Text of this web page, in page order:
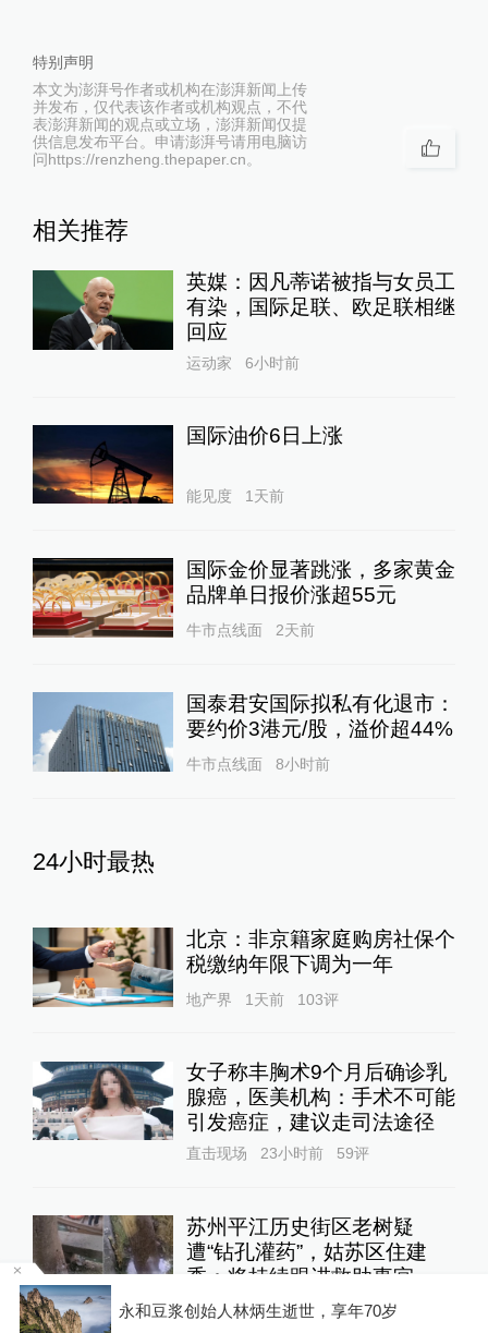
特别声明
本文为澎湃号作者或机构在澎湃新闻上传
并发布，仅代表该作者或机构观点，不代
表澎湃新闻的观点或立场，澎湃新闻仅提
供信息发布平台。申请澎湃号请用电脑访
问https://renzheng.thepaper.cn。
相关推荐
英媒：因凡蒂诺被指与女员工
有染，国际足联、欧足联相继
回应
运动家 6小时前
国际油价6日上涨
能见度 1天前
国际金价显著跳涨，多家黄金
品牌单日报价涨超55元
牛市点线面 2天前
国泰君安国际拟私有化退市：
要约价3港元/股，溢价超44%
牛市点线面 8小时前
24小时最热
北京：非京籍家庭购房社保个
税缴纳年限下调为一年
地产界 1天前 103评
女子称丰胸术9个月后确诊乳
腺癌，医美机构：手术不可能
引发癌症，建议走司法途径
直击现场 23小时前 59评
苏州平江历史街区老树疑
遭“钻孔灌药”，姑苏区住建
委：将持续跟进救助事宜
直击现场 9小时前 122评
炳生逝世，享年70岁
“青海和兰州在抢一
法，格局小了